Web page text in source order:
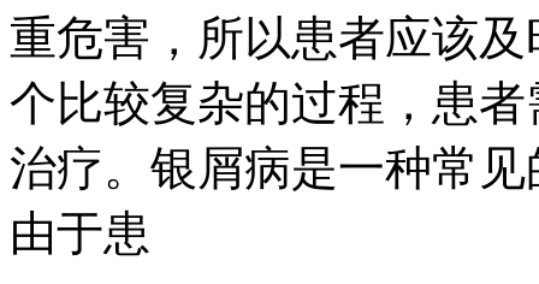
重危害，所以患者应该
个比较复杂的过程，患
治疗。银屑病是一种常
由于患